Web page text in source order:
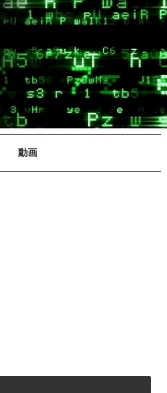
動画